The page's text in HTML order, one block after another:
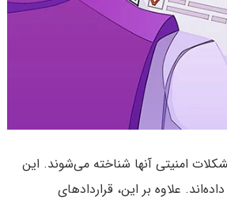
امنیتی آنها شناخته می‌شوند. این
علاوه بر این، قراردادهای